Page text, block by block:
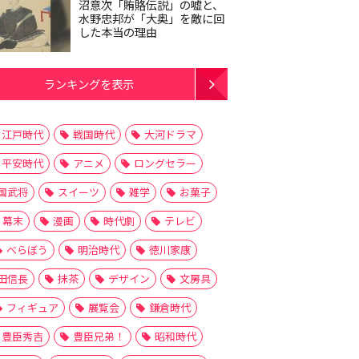
沼意次「賄賂伝説」の嘘と、
水野忠邦が「大奥」を敵に回
した本当の理由
ランキングを表示
江戸時代 戦国時代
大河ドラマ
平安時代
アニメ
ロングセラー
武将
スイーツ 雑学
お菓子
幕末
漫画 時代劇
テレビ
べらぼう
明治時代
徳川家康
信長
抹茶 デザイン
文房具
フィギュア
展覧会
鎌倉時代
豊臣秀吉
豊臣兄弟！
昭和時代